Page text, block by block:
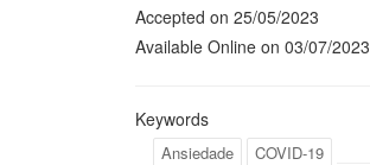
Accepted on 25/05/2023
Available Online on 03/07/2023
Keywords
Ansiedade
COVID-19